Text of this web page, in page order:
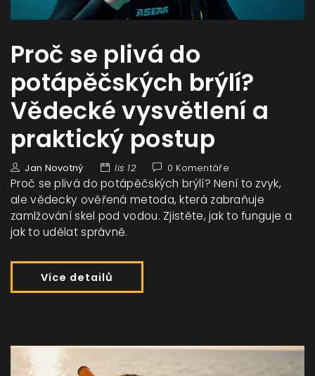
Proč se plivá do
potápěčských brýlí?
Vědecké vysvětlení a
praktický postup
Jan Novotný lis 12 0 Komentáře
Proč se plivá do potápěčských brýlí? Není to zvyk,
ale vědecky ověřená metoda, která zabraňuje
zamlžování skel pod vodou. Zjistěte, jak to funguje a
jak to udělat správně.
Více detailů